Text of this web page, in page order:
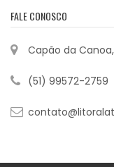
FALE CONOSCO
Capão da
(51) 99572-2759